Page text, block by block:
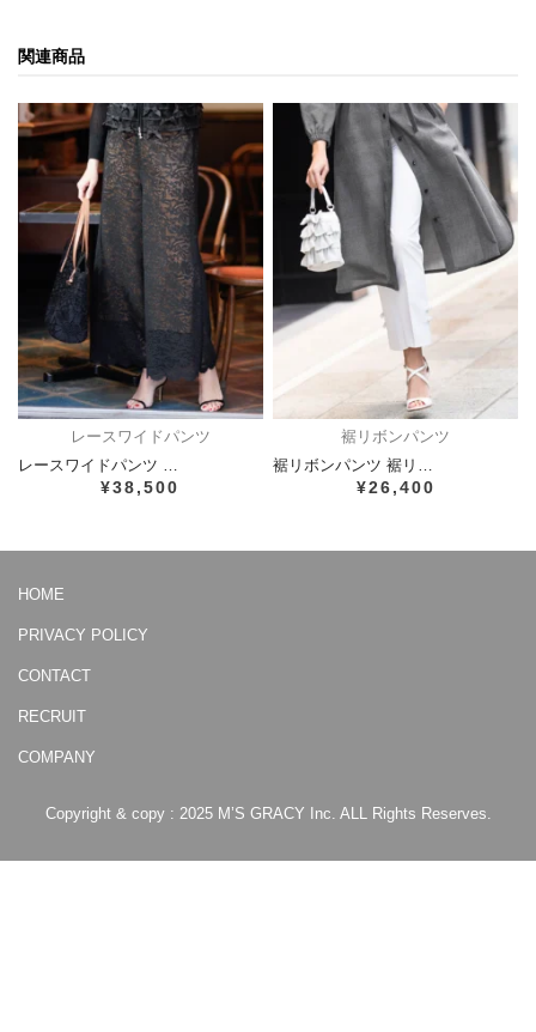
関連商品
レースワイドパンツ
レースワイドパンツ …
¥38,500
裾リボンパンツ
裾リボンパンツ 裾リ…
¥26,400
HOME
PRIVACY POLICY
CONTACT
RECRUIT
COMPANY
Copyright & copy : 2025 M’S GRACY Inc. ALL Rights Reserves.